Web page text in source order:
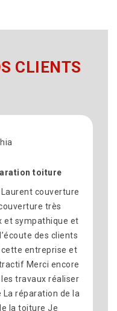
CLIENTS
Remplacement de
appel à Laurent
de la toiture
Montelimar et nous
Travail soigné, bon
et professionnelle.
respectés et le chantier
fin. Merci pour votre
vivement Laurent